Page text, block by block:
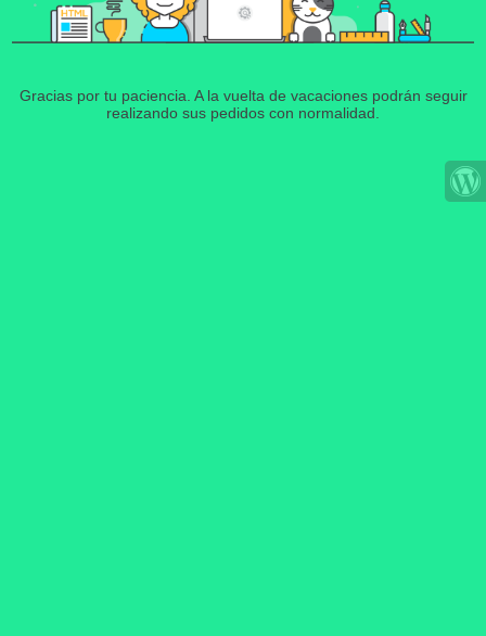
Gracias por tu paciencia. A la vuelta de vacaciones podrán seguir
realizando sus pedidos con normalidad.